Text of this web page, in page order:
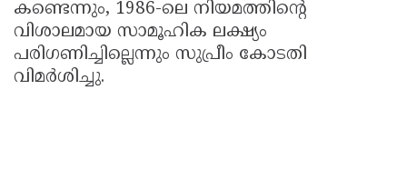
കണ്ടെന്നും, 1986-ലെ നിയമത്തിന്റെ
വിശാലമായ സാമൂഹിക ലക്ഷ്യം
പരിഗണിച്ചില്ലെന്നും സുപ്രീം കോടതി
വിമർശിച്ചു.